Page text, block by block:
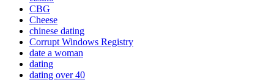
CBG
Cheese
chinese dating
Corrupt Windows Registry
date a woman
dating
dating over 40